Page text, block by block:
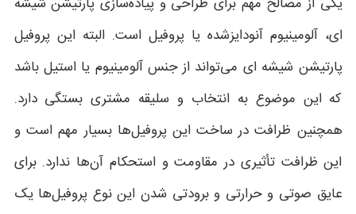
ای، آلومینیوم آنودایزشده یا پروفیل است. البته این پروفیل
پارتیشن شیشه ای می‌تواند از جنس آلومینیوم یا استیل باشد
که این موضوع به انتخاب و سلیقه مشتری بستگی دارد.
همچنین ظرافت در ساخت این پروفیل‌ها بسیار مهم است و
این ظرافت تأثیری در مقاومت و استحکام آن‌ها ندارد. برای
عایق صوتی و حرارتی و برودتی شدن این نوع پروفیل‌ها یک